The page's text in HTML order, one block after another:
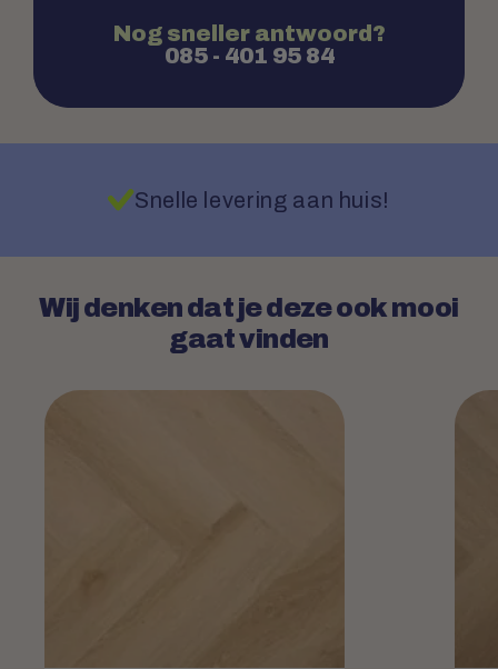
Nog sneller antwoord?
085 - 401 95 84
prijsgarantie Snelle levering
Wij denken dat je deze ook mooi
gaat vinden